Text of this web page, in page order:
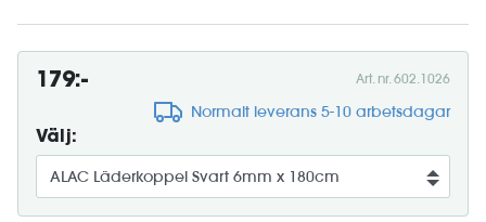
179:- Art. nr. 602.1026
Normalt leverans 5-10 arbetsdagar
Välj: